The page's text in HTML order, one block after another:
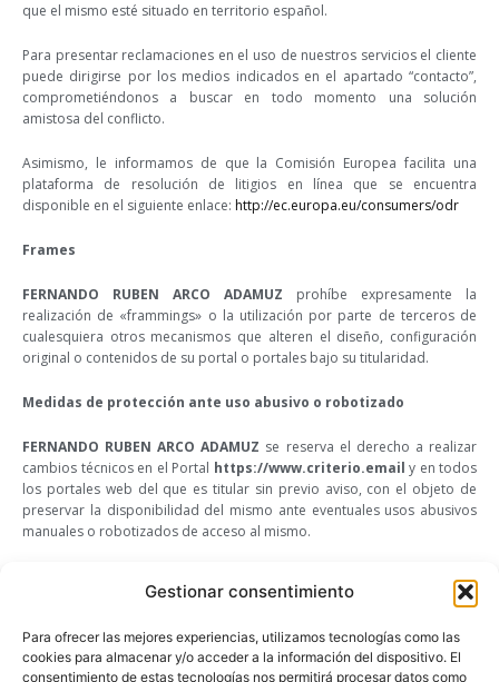
Gestionar consentimiento
Para ofrecer las mejores experiencias, utilizamos tecnologías como las
cookies para almacenar y/o acceder a la información del dispositivo. El
consentimiento de estas tecnologías nos permitirá procesar datos como
que el mismo esté situado en territorio español.
Para presentar reclamaciones en el uso de nuestros servicios el cliente
puede dirigirse por los medios indicados en el apartado “contacto”,
comprometiéndonos a buscar en todo momento una solución
amistosa del conflicto.
Asimismo, le informamos de que la Comisión Europea facilita una
plataforma de resolución de litigios en línea que se encuentra
disponible en el siguiente enlace: http://ec.europa.eu/consumers/odr
Frames
FERNANDO RUBEN ARCO ADAMUZ prohíbe expresamente la
realización de «frammings» o la utilización por parte de terceros de
cualesquiera otros mecanismos que alteren el diseño, configuración
original o contenidos de su portal o portales bajo su titularidad.
Medidas de protección ante uso abusivo o robotizado
FERNANDO RUBEN ARCO ADAMUZ se reserva el derecho a realizar
cambios técnicos en el Portal https://www.criterio.email y en todos
los portales web del que es titular sin previo aviso, con el objeto de
preservar la disponibilidad del mismo ante eventuales usos abusivos
manuales o robotizados de acceso al mismo.
Google Analytics en este portal.